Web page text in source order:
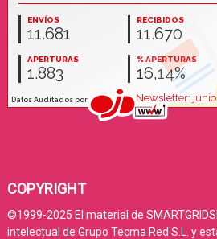
COPYRIGHT
©1999-2025 El material de
intelectual de Grupo Tecma Red S.L. y